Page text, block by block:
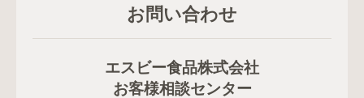
お問い合わせ
エスビー食品株式会社
お客様相談センター